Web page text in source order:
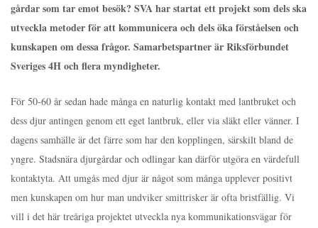
gårdar som tar emot besök? SVA har startat ett projekt som dels ska
utveckla metoder för att kommunicera och dels öka förståelsen och
kunskapen om dessa frågor. Samarbetspartner är Riksförbundet
Sveriges 4H och flera myndigheter.
För 50-60 år sedan hade många en naturlig kontakt med lantbruket och
dess djur antingen genom ett eget lantbruk, eller via släkt eller vänner. I
dagens samhälle är det färre som har den kopplingen, särskilt bland de
yngre. Stadsnära djurgårdar och odlingar kan därför utgöra en värdefull
kontaktyta. Att umgås med djur är något som många upplever positivt
men kunskapen om hur man undviker smittrisker är ofta bristfällig. Vi
vill i det här treåriga projektet utveckla nya kommunikationsvägar för